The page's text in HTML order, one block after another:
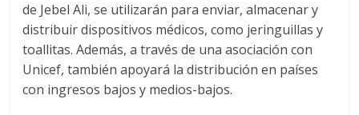
a
e
de Jebel Ali, se utilizarán para enviar, almacenar y
distribuir dispositivos médicos, como jeringuillas y
toallitas. Además, a través de una asociación con
Unicef, también apoyará la distribución en países
con ingresos bajos y medios-bajos.